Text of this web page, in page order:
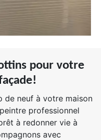
pour votre
de neuf à votre maison
professionnel
à redonner vie à
avec